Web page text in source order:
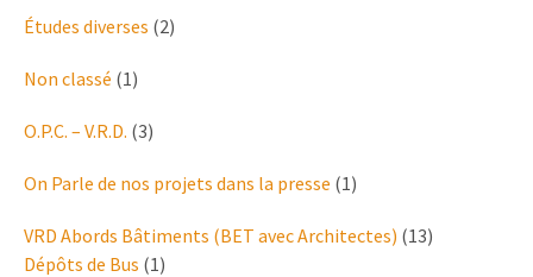
Études diverses (2)
Non classé (1)
O.P.C. – V.R.D. (3)
On Parle de nos projets dans la presse (1)
VRD Abords Bâtiments (BET avec Architectes) (13)
Dépôts de Bus (1)